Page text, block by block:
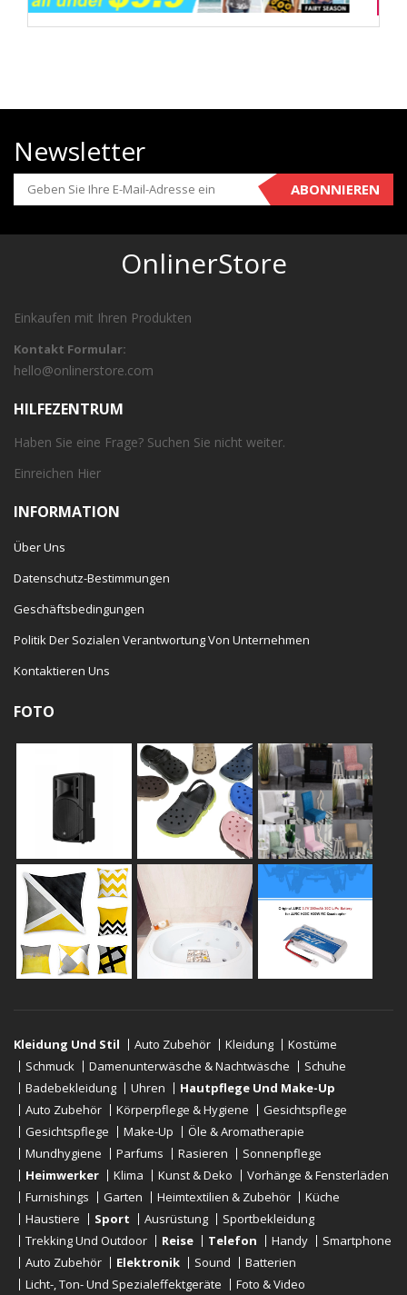
Newsletter
ABONNIEREN
OnlinerStore
Einkaufen mit Ihren Produkten
Kontakt Formular:
hello@onlinerstore.com
HILFEZENTRUM
Haben Sie eine Frage? Suchen Sie nicht weiter.
Einreichen Hier
INFORMATION
Über Uns
Datenschutz-Bestimmungen
Geschäftsbedingungen
Politik Der Sozialen Verantwortung Von Unternehmen
Kontaktieren Uns
FOTO
Kleidung Und Stil Auto Zubehör Kleidung
Kostüme
Schmuck
Damenunterwäsche & Nachtwäsche
Schuhe
Badebekleidung
Uhren
Hautpflege Und Make-Up
Auto Zubehör
Körperpflege & Hygiene
Gesichtspflege
Gesichtspflege
Make-Up
Öle & Aromatherapie
Mundhygiene
Parfums Rasieren
Sonnenpflege
Heimwerker
Klima Kunst & Deko
Vorhänge & Fensterläden
Furnishings
Garten Heimtextilien & Zubehör
Küche
Haustiere
Sport Ausrüstung
Sportbekleidung
Trekking Und Outdoor
Reise Telefon Handy
Smartphone
Auto Zubehör
Elektronik Sound
Batterien
Licht-, Ton- Und Spezialeffektgeräte
Foto & Video